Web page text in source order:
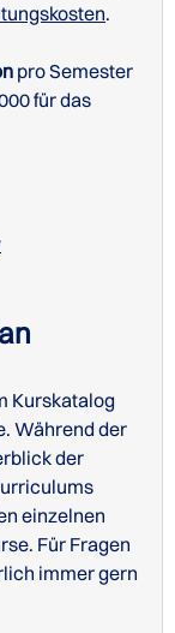
.
pro Semester
für das
Kurskatalog
Während der
der
einzelnen
Für Fragen
immer gern